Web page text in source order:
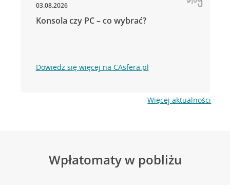
03.08.2026
Konsola czy PC – co wybrać?
Dowiedz się więcej na CAsfera.pl
Więcej aktualności
Wpłatomaty w pobliżu